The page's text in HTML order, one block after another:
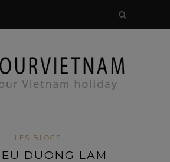
LES BLOGS
DUONG LAM